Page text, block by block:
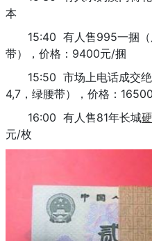
本
15:40 有人售995一捆（
带），价格：9400元/捆
15:50 市场上电话成交绝
4,7，绿腰带），价格：
16:00 有人售81年长城
元/枚